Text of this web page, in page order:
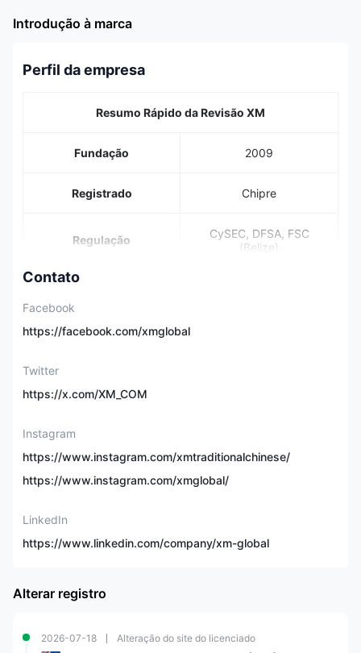
Introdução à marca
Perfil da empresa
Resumo Rápido da Revisão XM
Fundação 2009
Registrado Chipre
Regulação
CySEC, DFSA, FSC
(Belize)
Instrumentos de
Mercado
Conta Demo
Ações
Depósito Mínimo
Contato
Facebook
https://facebook.com/xmglobal
Twitter
https://x.com/XM_COM
Instagram
https://www.instagram.com/xmtraditionalchinese/
https://www.instagram.com/xmglobal/
LinkedIn
https://www.linkedin.com/company/xm-global
Alterar registro
2026-07-18 Alteração do site do licenciado